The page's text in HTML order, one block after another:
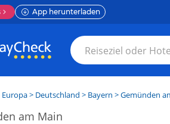
App herunterladen
Europa> Deutschland > Bayern >Gemünden
am Main